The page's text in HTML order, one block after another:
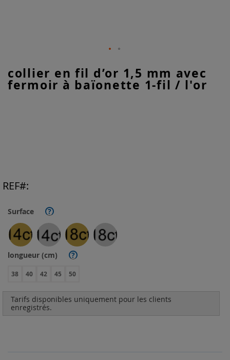
collier en fil d’or 1,5 mm avec
fermoir à baïonette 1-fil / l'or
Surface ?
longueur (cm) ?
38 40 42 45 50
Tarifs disponibles uniquement pour les clients
enregistrés.
REF
to
the
beginning